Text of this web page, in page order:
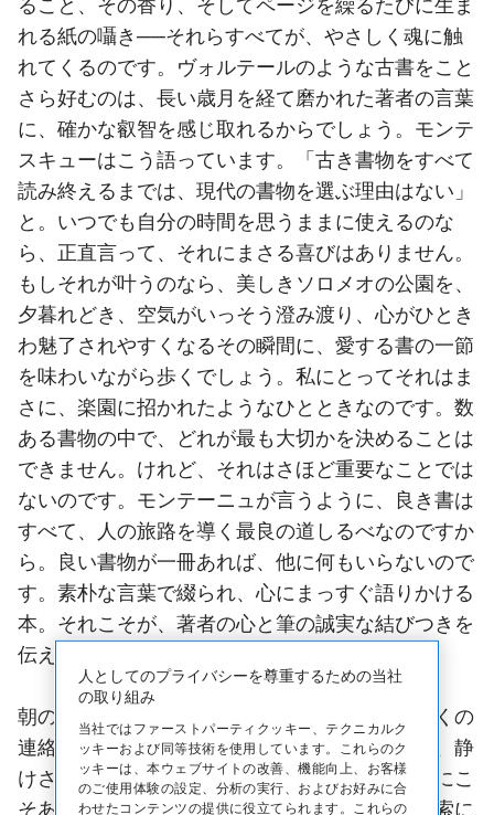
ること、その香り、そしてページを繰るたびに生ま
れる紙の囁き──それらすべてが、やさしく魂に触
れてくるのです。ヴォルテールのような古書をこと
さら好むのは、長い歳月を経て磨かれた著者の言葉
に、確かな叡智を感じ取れるからでしょう。モンテ
スキューはこう語っています。「古き書物をすべて
読み終えるまでは、現代の書物を選ぶ理由はない」
と。いつでも自分の時間を思うままに使えるのな
ら、正直言って、それにまさる喜びはありません。
もしそれが叶うのなら、美しきソロメオの公園を、
夕暮れどき、空気がいっそう澄み渡り、心がひとき
わ魅了されやすくなるその瞬間に、愛する書の一節
を味わいながら歩くでしょう。私にとってそれはま
さに、楽園に招かれたようなひとときなのです。数
ある書物の中で、どれが最も大切かを決めることは
できません。けれど、それはさほど重要なことでは
ないのです。モンテーニュが言うように、良き書は
すべて、人の旅路を導く最良の道しるべなのですか
ら。良い書物が一冊あれば、他に何もいらないので
す。素朴な言葉で綴られ、心にまっすぐ語りかける
本。それこそが、著者の心と筆の誠実な結びつきを
伝えてくれるのです。
朝の読書もまた、格別です。仕事が始まり、多くの
連絡や責務が押し寄せる前に、ひとり塔に籠り、静
けさに身を置く時間。それは、まさに本のためにこ
そあるようなひとときです。古の賢者たちの思索に
人としてのプライバシーを尊重するための当社
の取り組み
当社ではファーストパーティクッキー、テクニカルク
ッキーおよび同等技術を使用しています。これらのク
ッキーは、本ウェブサイトの改善、機能向上、お客様
のご使用体験の設定、分析の実行、およびお好みに合
わせたコンテンツの提供に役立てられます。これらの